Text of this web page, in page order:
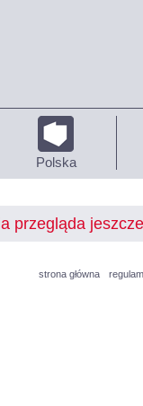
Polska
przegląda
strona główna